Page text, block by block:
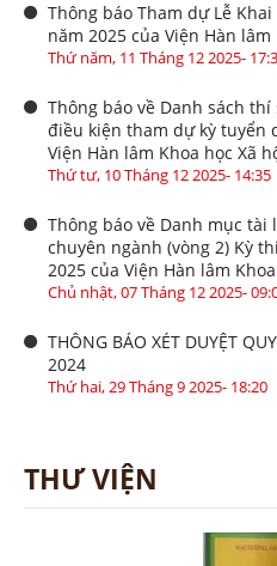
Thông báo Tham dự Lễ
năm 2025 của Viện Hàn
Thứ năm, 11 Tháng 12 2025-
Thông báo về Danh sách
điều kiện tham dự kỳ tuyển
Viện Hàn lâm Khoa học Xã
Thứ tư, 10 Tháng 12 2025- 14:35
Thông báo về Danh mục
chuyên ngành (vòng 2) Kỳ
2025 của Viện Hàn lâm
Chủ nhật, 07 Tháng 12 2025-
THÔNG BÁO XÉT DUYỆT
2024
Thứ hai, 29 Tháng 9 2025- 18:20
THƯ VIỆN